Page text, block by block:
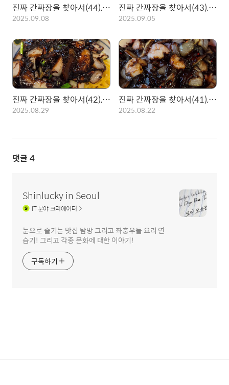
진짜 간짜장을 찾아서(44), 영등포 노포 송죽장의 간짜장!
2025.09.08
진짜 간짜장을 찾아서(43), 부천 은둔식당 3대 맛의 달인! 황금장, 간짜장
2025.09.05
진짜 간짜장을 찾아서(42), 고양 신흥강자 대박난 대박각! 삼선 갓짜장
2025.08.29
진짜 간짜장을 찾아서(41), 수원 장안문 노포 북회원의 해물간짜장
2025.08.22
댓글 4
Shinlucky in Seoul
IT분야 크리에이터
눈으로 즐기는 맛집 탐방 그리고 좌충우돌 요리 연
습기! 그리고 각종 문화에 대한 이야기!
구독하기